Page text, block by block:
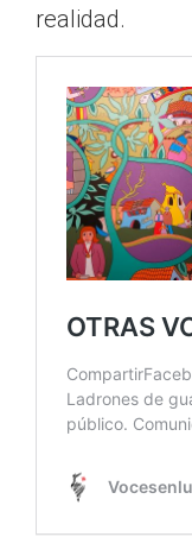
realidad.